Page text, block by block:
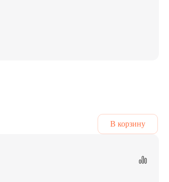
В корзину